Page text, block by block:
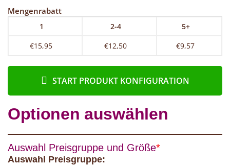
Mengenrabatt
1 2-4
5+
€15,95
€12,50 €9,57
START PRODUKT KONFIGURATION
Optionen auswählen
*
Auswahl Preisgruppe und Größe
Auswahl Preisgruppe: